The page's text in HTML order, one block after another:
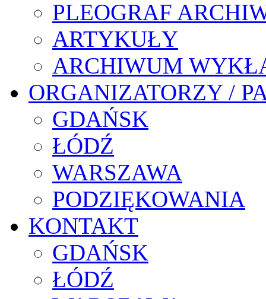
PLEOGRAF
ARTYKUŁY
ARCHIWUM
ORGANIZATORZY /
GDAŃSK
ŁÓDŹ
WARSZAWA
PODZIĘKOWANIA
KONTAKT
GDAŃSK
ŁÓDŹ